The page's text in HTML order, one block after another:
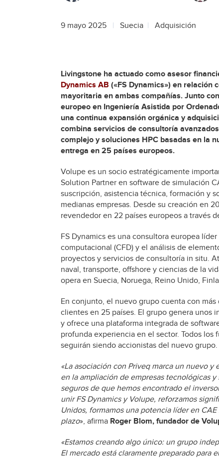
9 mayo 2025 Suecia Adquisición
Livingstone ha actuado como asesor
Dynamics AB («FS Dynamics») en relación
mayoritaria en ambas compañías. Junto
europeo en Ingeniería Asistida por
una continua expansión orgánica y
combina servicios de consultoría
complejo y soluciones HPC basadas en la
entrega en 25 países europeos.
Volupe es un socio estratégicamente
Solution Partner en software de simulación
suscripción, asistencia técnica, formación y
medianas empresas. Desde su creación en
revendedor en 22 países europeos a través
FS Dynamics es una consultora europea
computacional (CFD) y el análisis de
proyectos y servicios de consultoría in situ.
naval, transporte, offshore y ciencias de la
opera en Suecia, Noruega, Reino Unido,
En conjunto, el nuevo grupo cuenta con
clientes en 25 países. El grupo genera unos
y ofrece una plataforma integrada de
profunda experiencia en el sector. Todos
seguirán siendo accionistas del nuevo grupo.
«La asociación con Priveq marca un nuevo
en la ampliación de empresas tecnológicas
seguros de que hemos encontrado el
unir FS Dynamics y Volupe, reforzamos
Unidos, formamos una potencia líder en
plazo», afirma Roger Blom, fundador de
«Estamos creando algo único: un grupo
El mercado está claramente preparado para